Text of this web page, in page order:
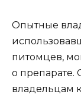
Опытные
питомцев,
о препарате.
владельцам